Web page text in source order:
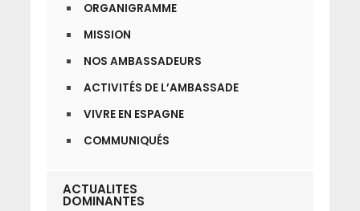
ORGANIGRAMME
MISSION
NOS AMBASSADEURS
ACTIVITÉS DE L’AMBASSADE
VIVRE EN ESPAGNE
COMMUNIQUÉS
ACTUALITES
DOMINANTES